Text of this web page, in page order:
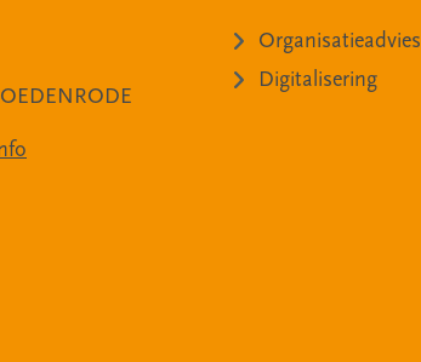
Organisatieadvies
Digitalisering